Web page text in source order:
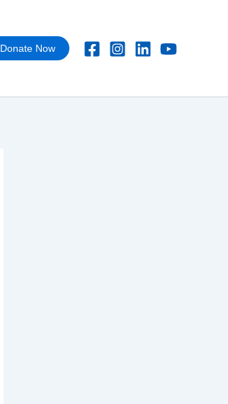
Donate Now